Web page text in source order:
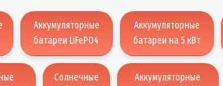
Аккумуляторные
батареи LiFePO4
Аккумуляторные
батареи на 5 кВт
Солнечные
Аккумуляторные